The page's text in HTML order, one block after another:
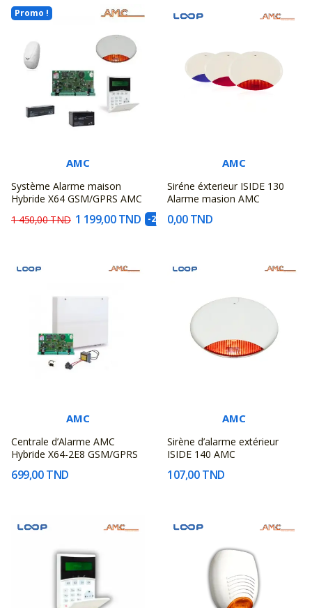
Promo !
AMC
Système Alarme maison
Hybride X64 GSM/GPRS AMC
1 450,00 TND 1 199,00 TND -251,00 TND
AMC
Siréne éxterieur ISIDE 130
Alarme masion AMC
0,00 TND
AMC
Centrale d’Alarme AMC
Hybride X64-2E8 GSM/GPRS
699,00 TND
AMC
Sirène d’alarme extérieur
ISIDE 140 AMC
107,00 TND